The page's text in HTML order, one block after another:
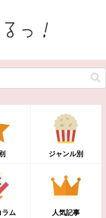
ジャンル別
ラム 人気記事